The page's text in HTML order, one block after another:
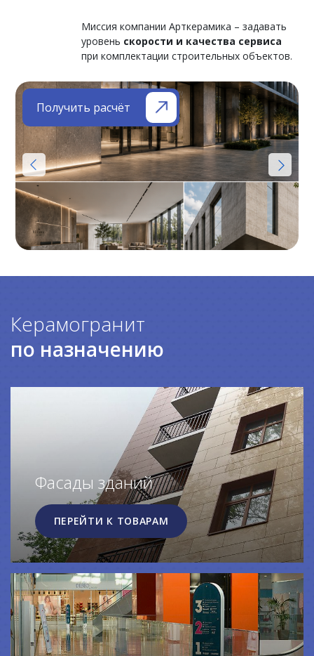
Миссия компании Арткерамика – задавать
уровень скорости и качества сервиса
при комплектации строительных объектов.
Получить расчёт
Керамогранит
по назначению
Фасады зданий
ПЕРЕЙТИ К ТОВАРАМ